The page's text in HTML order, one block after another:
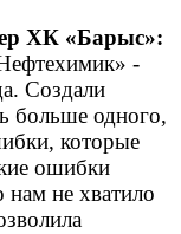
ХК «Барыс»:
-
Создали
больше одного,
которые
ошибки
не хватило